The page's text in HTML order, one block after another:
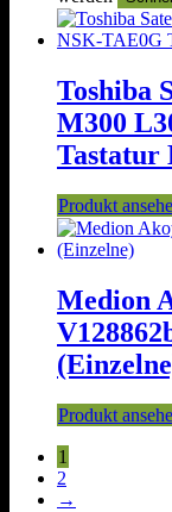
Toshiba
M300
Tastatur
Produkt
Medion
Produkt
1
2
→